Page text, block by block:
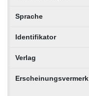
Sprache
Identifikator
Verlag
Erscheinungsvermerk